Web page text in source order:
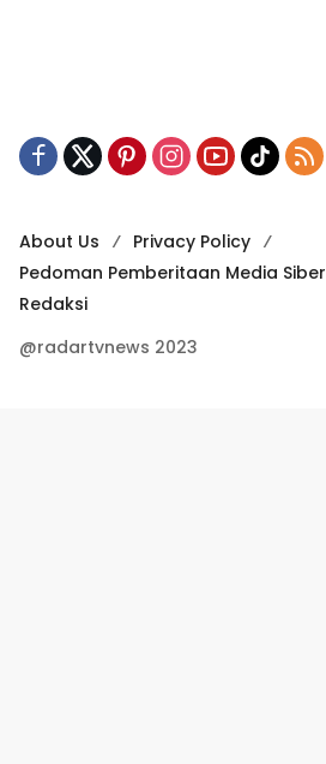
About Us
Privacy Policy
Pedoman Pemberitaan Media Siber
Redaksi
@radartvnews 2023